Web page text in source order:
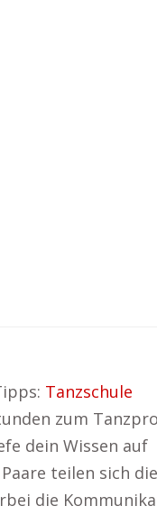
Tanzschule
zum
dein Wissen auf
teilen sich die
die